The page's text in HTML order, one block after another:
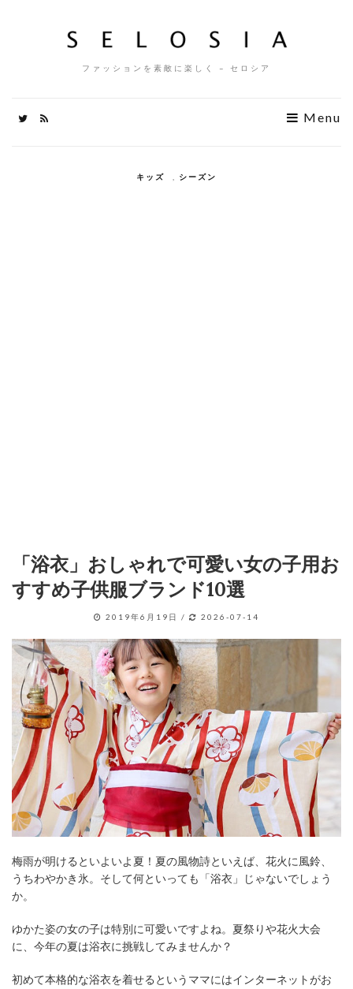
ファッションを素敵に楽しく – セロシア
Menu
キッズ シーズン
「浴衣」おしゃれで可愛い女の子用お
すすめ子供服ブランド10選
2019年6月19日 / 2026-07-14
梅雨が明けるといよいよ夏！夏の風物詩といえば、花火に風鈴、
うちわやかき氷。そして何といっても「浴衣」じゃないでしょう
か。
ゆかた姿の女の子は特別に可愛いですよね。夏祭りや花火大会
に、今年の夏は浴衣に挑戦してみませんか？
初めて本格的な浴衣を着せるというママにはインターネットがお